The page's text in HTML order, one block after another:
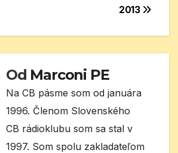
2013
Od Marconi PE
Na CB pásme som od januára
1996. Členom Slovenského
CB rádioklubu som sa stal v
1997. Som spolu zakladateľom